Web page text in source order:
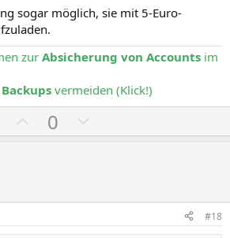
sogar möglich, sie mit 5-Euro-
zurAbsicherung von Accounts im
Backups vermeiden (Klick!)
o
t
0
e
t
#18